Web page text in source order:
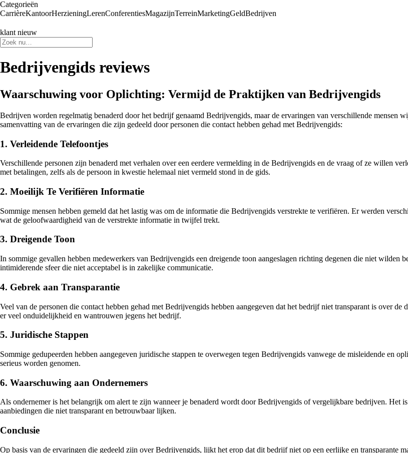
Categorieën
CarrièreKantoorHerzieningLerenConferentiesMagazijnTerreinMarketingGeldBedrijven
klant nieuw
Bedrijvengids reviews
Waarschuwing voor Oplichting: Vermijd de Praktijken van Bedrijvengids
Bedrijven worden regelmatig benaderd door het bedrijf genaamd Bedrijvengids, maar de ervaringen van verschillende mensen
samenvatting van de ervaringen die zijn gedeeld door personen die contact hebben gehad met Bedrijvengids:
1. Verleidende Telefoontjes
Verschillende personen zijn benaderd met verhalen over een eerdere vermelding in de Bedrijvengids en de vraag of ze willen
met betalingen, zelfs als de persoon in kwestie helemaal niet vermeld stond in de gids.
2. Moeilijk Te Verifiëren Informatie
Sommige mensen hebben gemeld dat het lastig was om de informatie die Bedrijvengids verstrekte te verifiëren. Er werden
wat de geloofwaardigheid van de verstrekte informatie in twijfel trekt.
3. Dreigende Toon
In sommige gevallen hebben medewerkers van Bedrijvengids een dreigende toon aangeslagen richting degenen die niet wilden
intimiderende sfeer die niet acceptabel is in zakelijke communicatie.
4. Gebrek aan Transparantie
Veel van de personen die contact hebben gehad met Bedrijvengids hebben aangegeven dat het bedrijf niet transparant is over
er veel onduidelijkheid en wantrouwen jegens het bedrijf.
5. Juridische Stappen
Sommige gedupeerden hebben aangegeven juridische stappen te overwegen tegen Bedrijvengids vanwege de misleidende en
serieus worden genomen.
6. Waarschuwing aan Ondernemers
Als ondernemer is het belangrijk om alert te zijn wanneer je benaderd wordt door Bedrijvengids of vergelijkbare bedrijven. Het
aanbiedingen die niet transparant en betrouwbaar lijken.
Conclusie
Op basis van de ervaringen die gedeeld zijn over Bedrijvengids, lijkt het erop dat dit bedrijf niet op een eerlijke en transparante